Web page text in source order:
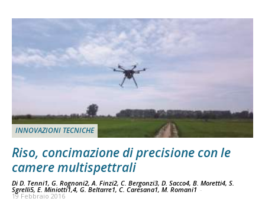
INNOVAZIONI TECNICHE
Riso, concimazione di precisione con le
camere multispettrali
Di D. Tenni1, G. Rognoni2, A. Finzi2, C. Bergonzi3, D. Sacco4, B. Moretti4, S.
Sgrelli5, E. Miniotti1,4, G. Beltarre1, C. Caresana1, M. Romani1 -
19 Febbraio 2016